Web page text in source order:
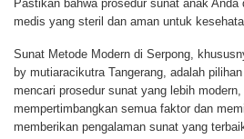
Pastikan bahwa prosedur sunat anak
medis yang steril dan aman untuk
Sunat Metode Modern di Serpong,
by mutiaracikutra Tangerang, adalah
mencari prosedur sunat yang lebih
mempertimbangkan semua faktor dan
memberikan pengalaman sunat yang